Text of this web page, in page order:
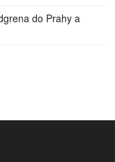
do Prahy a